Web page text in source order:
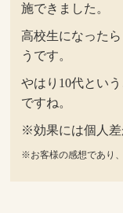
施できました。
高校生になった
うです。
やはり10代とい
ですね。
※効果には個人差
※お客様の感想であり